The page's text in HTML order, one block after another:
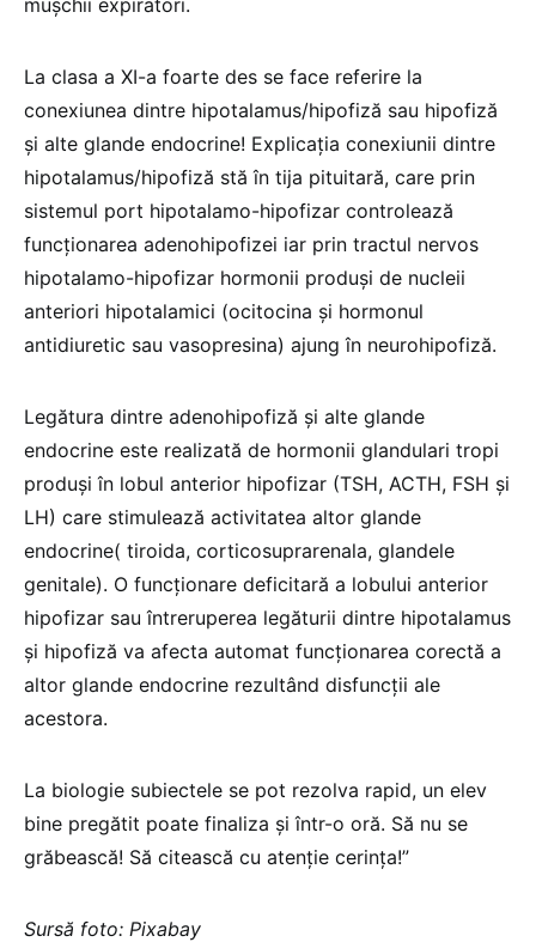
La clasa a XI-a foarte des se face referire la
conexiunea dintre hipotalamus/hipofiză sau hipofiză
și alte glande endocrine! Explicația conexiunii dintre
hipotalamus/hipofiză stă în tija pituitară, care prin
sistemul port hipotalamo-hipofizar controlează
funcționarea adenohipofizei iar prin tractul nervos
hipotalamo-hipofizar hormonii produși de nucleii
anteriori hipotalamici (ocitocina și hormonul
antidiuretic sau vasopresina) ajung în neurohipofiză.
Legătura dintre adenohipofiză și alte glande
endocrine este realizată de hormonii glandulari tropi
produși în lobul anterior hipofizar (TSH, ACTH, FSH și
LH) care stimulează activitatea altor glande
endocrine( tiroida, corticosuprarenala, glandele
genitale). O funcționare deficitară a lobului anterior
hipofizar sau întreruperea legăturii dintre hipotalamus
și hipofiză va afecta automat funcționarea corectă a
altor glande endocrine rezultând disfuncții ale
acestora.
La biologie subiectele se pot rezolva rapid, un elev
bine pregătit poate finaliza și într-o oră. Să nu se
grăbească! Să citească cu atenție cerința!”
Sursă foto: Pixabay